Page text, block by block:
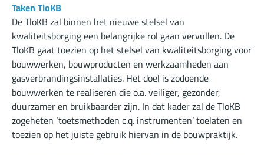
Taken TloKB
De TloKB zal binnen het nieuwe stelsel van
kwaliteitsborging een belangrijke rol gaan vervullen. De
TloKB gaat toezien op het stelsel van kwaliteitsborging voor
bouwwerken, bouwproducten en werkzaamheden aan
gasverbrandingsinstallaties. Het doel is zodoende
bouwwerken te realiseren die o.a. veiliger, gezonder,
duurzamer en bruikbaarder zijn. In dat kader zal de TloKB
zogeheten ‘toetsmethoden c.q. instrumenten’ toelaten en
toezien op het juiste gebruik hiervan in de bouwpraktijk.